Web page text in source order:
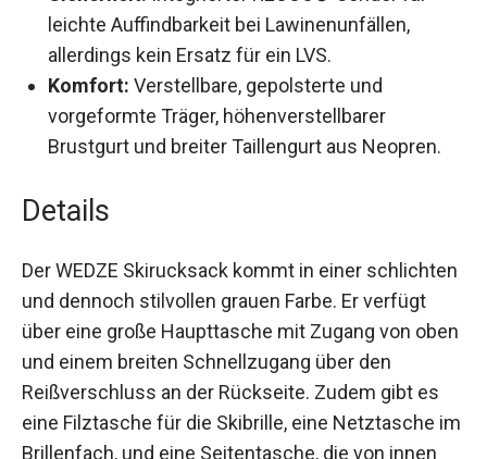
tragen, je nach Bedarf.
Sicherheit:Integrierter RECCO®-Sender für
leichte Auffindbarkeit bei Lawinenunfällen,
allerdings kein Ersatz für ein LVS.
Komfort:Verstellbare, gepolsterte und
vorgeformte Träger, höhenverstellbarer
Details
Der WEDZE Skirucksack kommt in einer
schlichten und dennoch stilvollen grauen Farbe.
Er verfügt über eine große Haupttasche mit
Zugang von oben und einem breiten
Schnellzugang über den Reißverschluss an der